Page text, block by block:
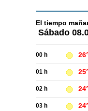
El tiempo
Sábado
00 h 26°
01 h 25°
02 h 24°
03 h 24°